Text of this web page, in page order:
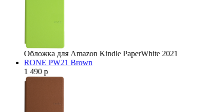
Обложка для Amazon Kindle PaperWhite 2021
RONE PW21 Brown
1 490 р